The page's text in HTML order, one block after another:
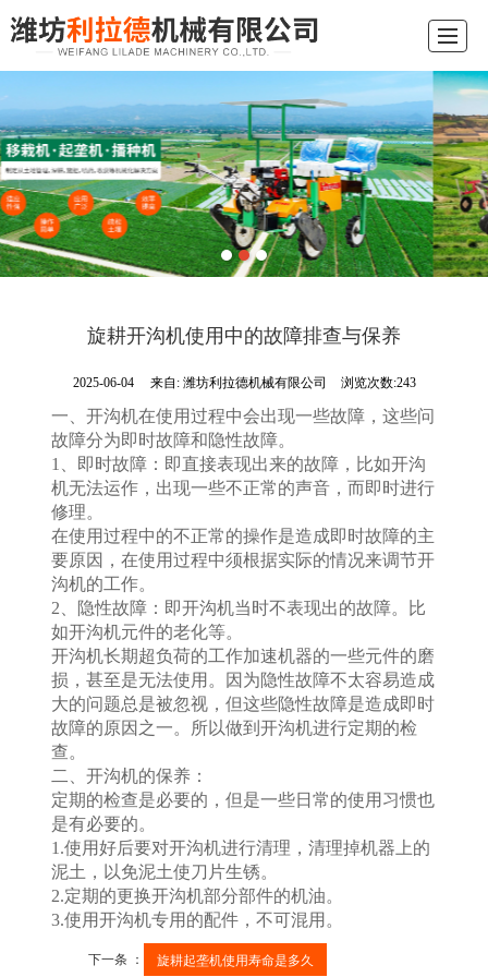
新闻动态 应用现场 行业常识 留言反馈
旋耕开沟机使用中的故障排查与保养
2025-06-04 来自: 潍坊利拉德机械有限公司 浏览次数:243
一、开沟机在使用过程中会出现一些故障，这些问
故障分为即时故障和隐性故障。
1、即时故障：即直接表现出来的故障，比如开沟
机无法运作，出现一些不正常的声音，而即时进行
修理。
在使用过程中的不正常的操作是造成即时故障的主
要原因，在使用过程中须根据实际的情况来调节开
沟机的工作。
2、隐性故障：即开沟机当时不表现出的故障。比
如开沟机元件的老化等。
开沟机长期超负荷的工作加速机器的一些元件的磨
损，甚至是无法使用。因为隐性故障不太容易造成
大的问题总是被忽视，但这些隐性故障是造成即时
故障的原因之一。所以做到开沟机进行定期的检
查。
二、开沟机的保养：
定期的检查是必要的，但是一些日常的使用习惯也
是有必要的。
1.使用好后要对开沟机进行清理，清理掉机器上的
泥土，以免泥土使刀片生锈。
2.定期的更换开沟机部分部件的机油。
3.使用开沟机专用的配件，不可混用。
下一条 ： 旋耕起垄机使用寿命是多久